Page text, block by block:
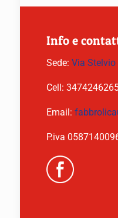
Info e
Sede: Via Stelvio
Cell:
Email:
P.iva